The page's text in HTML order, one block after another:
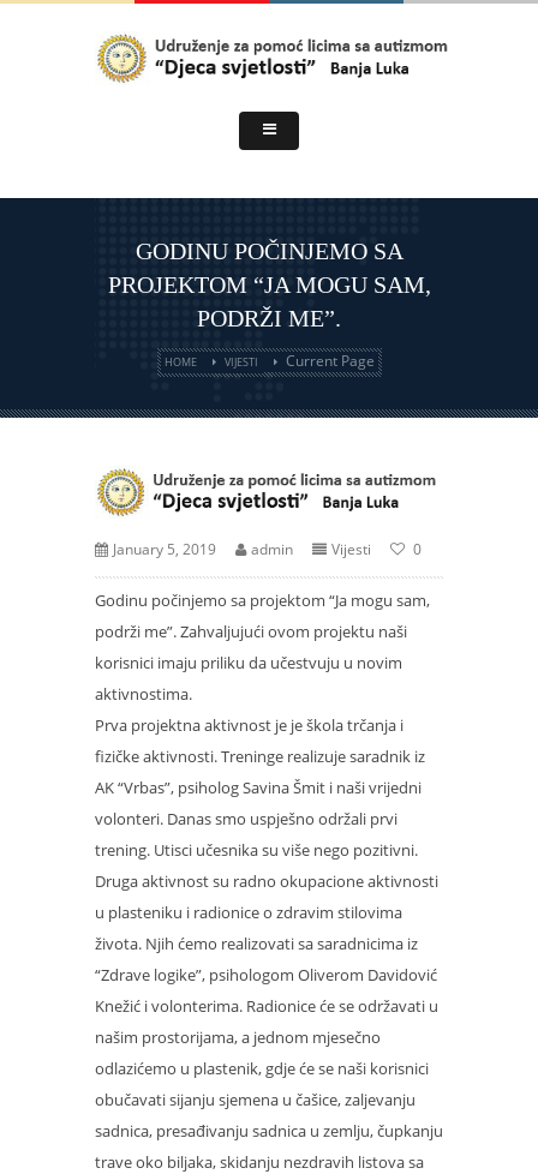
GODINU POČINJEMO SA
PROJEKTOM “JA MOGU SAM,
PODRŽI ME”.
HOME VIJESTI Current Page
January 5, 2019 admin Vijesti 0
Godinu počinjemo sa projektom “Ja mogu sam,
podrži me”. Zahvaljujući ovom projektu naši
korisnici imaju priliku da učestvuju u novim
aktivnostima.
Prva projektna aktivnost je je škola trčanja i
fizičke aktivnosti. Treninge realizuje saradnik iz
AK “Vrbas”, psiholog Savina Šmit i naši vrijedni
volonteri. Danas smo uspješno održali prvi
trening. Utisci učesnika su više nego pozitivni.
Druga aktivnost su radno okupacione aktivnosti
u plasteniku i radionice o zdravim stilovima
života. Njih ćemo realizovati sa saradnicima iz
“Zdrave logike”, psihologom Oliverom Davidović
Knežić i volonterima. Radionice će se održavati u
našim prostorijama, a jednom mjesečno
odlazićemo u plastenik, gdje će se naši korisnici
obučavati sijanju sjemena u čašice, zaljevanju
sadnica, presađivanju sadnica u zemlju, čupkanju
trave oko biljaka, skidanju nezdravih listova sa